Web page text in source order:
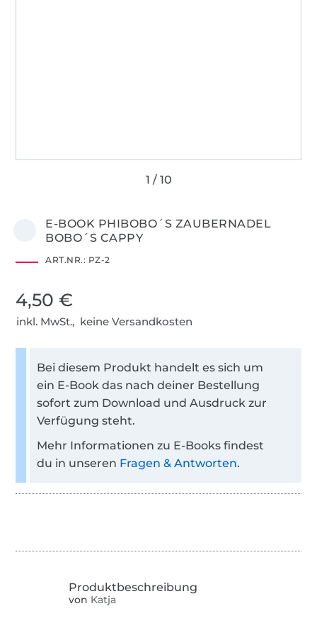
E-BOOK PHIBOBO´S ZAUBERNADEL
BOBO´S CAPPY
ART.NR.: PZ-2
4,50 €
inkl. MwSt., keine Versandkosten
Bei diesem Produkt handelt es sich um
ein E-Book das nach deiner Bestellung
sofort zum Download und Ausdruck zur
Verfügung steht.
Mehr Informationen zu E-Books findest
du in unseren Fragen & Antworten.
von Katja